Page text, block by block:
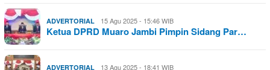
ADVERTORIAL 15 Agu 2025 - 15:46 WIB
Ketua DPRD Muaro Jambi Pimpin Sidang Par…
ADVERTORIAL 13 Agu 2025 - 18:41 WIB